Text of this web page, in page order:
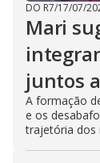
DO R7/17/07/
Mari
juntos
A formação
e os
trajetória dos